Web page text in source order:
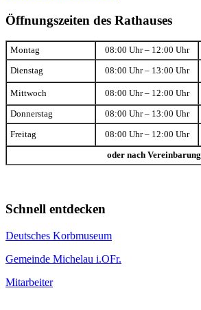
Öffnungszeiten des Rathauses
Montag 08:00 Uhr – 12:00 Uhr
Dienstag 08:00 Uhr – 13:00 Uhr
Mittwoch 08:00 Uhr – 12:00 Uhr
Donnerstag 08:00 Uhr – 13:00 Uhr
Freitag 08:00 Uhr – 12:00 Uhr
oder nach Vereinbarung
Schnell entdecken
Deutsches Korbmuseum
Gemeinde Michelau i.OFr.
Mitarbeiter